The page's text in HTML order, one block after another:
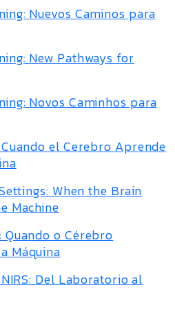
Nuevos Caminos para
New Pathways for
Novos Caminhos para
el Cerebro Aprende
When the Brain
Machine
Quando o Cérebro
Máquina
Del Laboratorio al